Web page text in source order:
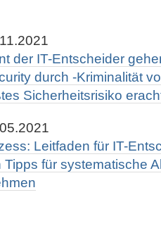
der IT-Entscheider
durch -Kriminalität
Sicherheitsrisiko
Leitfaden für IT-
Tipps für systematische